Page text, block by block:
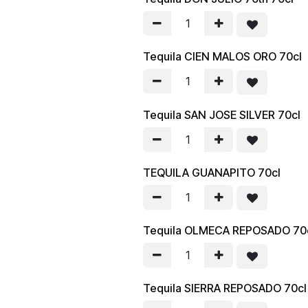
Tequila CIEN MALOS ORO 70cl
Tequila SAN JOSE SILVER 70cl
TEQUILA GUANAPITO 70cl
Tequila OLMECA REPOSADO
Tequila SIERRA REPOSADO 70cl